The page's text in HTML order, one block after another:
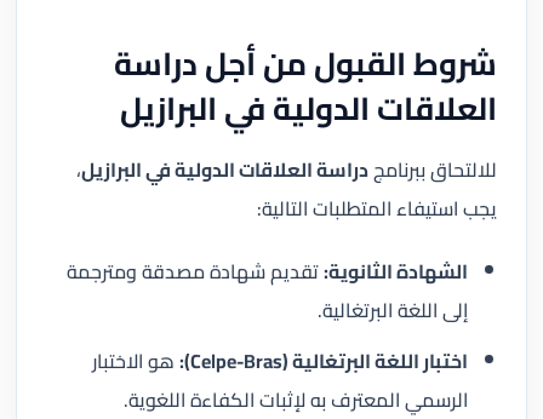
شروط القبول من أجل دراسة
العلاقات الدولية في البرازيل
للالتحاق ببرنامجدراسة العلاقات الدولية في البرازيل،
يجب استيفاء المتطلبات التالية:
الشهادة الثانوية:تقديم شهادة مصدقة ومترجمة
إلى اللغة البرتغالية.
اختبار اللغة البرتغالية (Celpe-Bras):
هو الاختبار
الرسمي المعترف به لإثبات الكفاءة اللغوية.